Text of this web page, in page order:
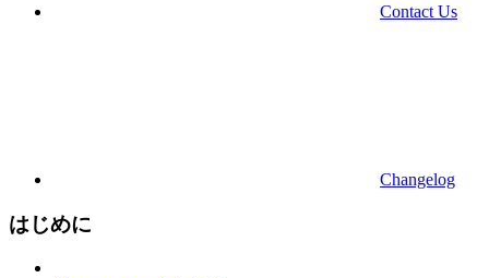
Contact Us
Changelog
はじめに